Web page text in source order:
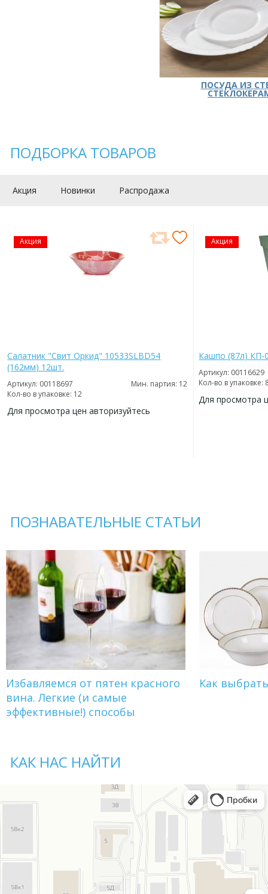
ПОСУДА ИЗ
ПОДБОРКА ТОВАРОВ
Акция Новинки Распродажа
Акция
Салатник "Свит Оркид" 10533SLBD54
(162мм) 12шт.
Артикул: 00118697
Мин. партия: 12
Кол-во в упаковке: 12
Для просмотра цен авторизуйтесь
Акция
Кашпо (87л) КП-
Артикул: 00116629
Кол-во в упаковке:
Для просмотра
ПОЗНАВАТЕЛЬНЫЕ СТАТЬИ
Избавляемся от пятен красного
вина. Легкие (и самые
эффективные!) способы
Как
КАК НАС НАЙТИ